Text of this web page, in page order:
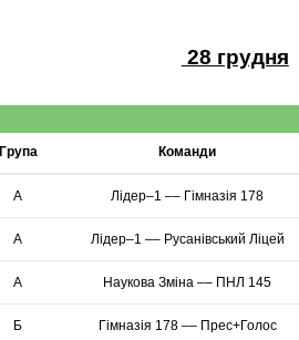
28 грудня
Група Команди
А Лідер–1 –– Гімназія 178
А Лідер–1 –– Русанівський Ліцей
А Наукова Зміна –– ПНЛ 145
Б Гімназія 178 –– Прес+Голос